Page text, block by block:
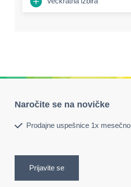
Naročite se na novičke
Prodajne uspešnice 1x mesečno
Prijavite se